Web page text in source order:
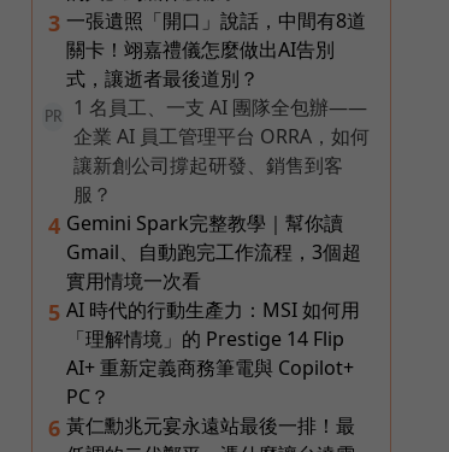
3 一張遺照「開口」說話，中間有8道
關卡！翊嘉禮儀怎麼做出AI告別
式，讓逝者最後道別？
PR
1 名員工、一支 AI 團隊全包辦——
企業 AI 員工管理平台 ORRA，如何
讓新創公司撐起研發、銷售到客
服？
4 Gemini Spark完整教學｜幫你讀
Gmail、自動跑完工作流程，3個超
實用情境一次看
5 AI 時代的行動生產力：MSI 如何用
「理解情境」的 Prestige 14 Flip
AI+ 重新定義商務筆電與 Copilot+
PC？
6 黃仁勳兆元宴永遠站最後一排！最